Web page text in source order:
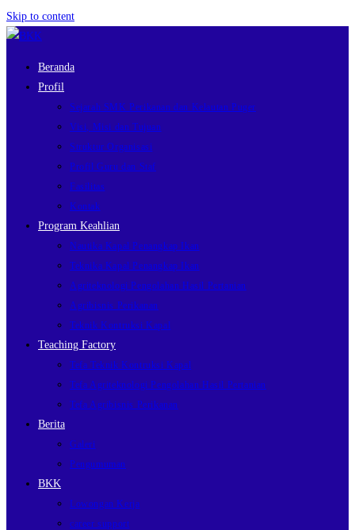
Skip to content
Beranda
Profil
Sejarah SMK Perikanan dan Kelautan Puger
Visi, Misi dan Tujuan
Struktur Organisasi
Profil Guru dan Staf
Fasilitas
Kontak
Program Keahlian
Nautika Kapal Penangkap Ikan
Teknika Kapal Penangkap Ikan
Agriteknologi Pengolahan Hasil Pertanian
Agribisnis Perikanan
Teknik Kontruksi Kapal
Teaching Factory
Tefa Teknik Kontruksi Kapal
Tefa Agriteknologi Pengolahan Hasil Pertanian
Tefa Agribisnis Perikanan
Berita
Galeri
Pengumuman
BKK
Lowongan Kerja
career support